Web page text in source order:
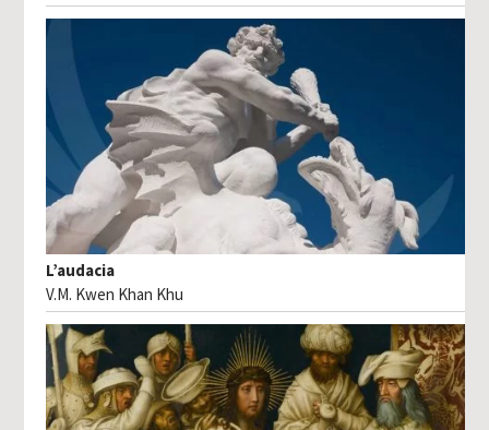
L’audacia
V.M. Kwen Khan Khu